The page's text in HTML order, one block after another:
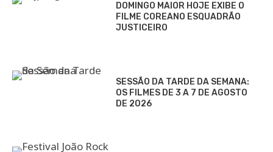
DOMINGO MAIOR HOJE EXIBE O
FILME COREANO ESQUADRÃO
JUSTICEIRO
SESSÃO DA TARDE DA SEMANA:
OS FILMES DE 3 A 7 DE AGOSTO
DE 2026